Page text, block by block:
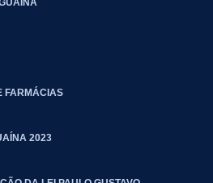
FARMÁCIAS
2023